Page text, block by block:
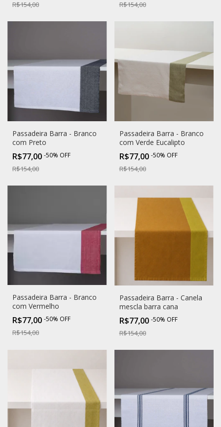
R$154,00 R$154,00
Passadeira Barra - Branco
com Preto
R$77,00 -50% OFF
R$154,00
Passadeira Barra - Branco
com Verde Eucalipto
R$77,00 -50% OFF
R$154,00
Passadeira Barra - Branco
com Vermelho
R$77,00 -50% OFF
R$154,00
Passadeira Barra - Canela
mescla barra cana
R$77,00 -50% OFF
R$154,00